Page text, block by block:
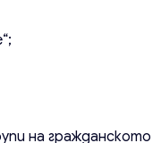
на гражданското